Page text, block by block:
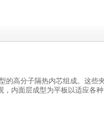
高分子隔热内芯组成。这
内面层成型为平板以适应各种